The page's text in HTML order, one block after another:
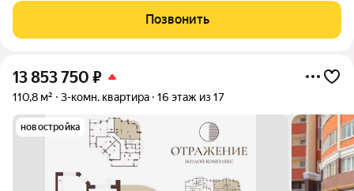
достаточно пространства
Позвонить
13 853 750 ₽
110,8 м² 3-комн. квартира 16 этаж из 17
новостройка